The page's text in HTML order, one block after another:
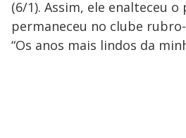
(6/1). Assim, ele enalteceu
permaneceu no clube
“Os anos mais lindos da